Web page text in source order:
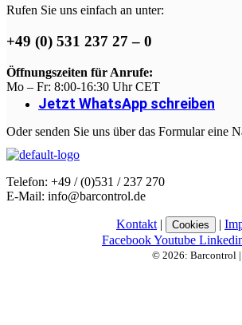
Rufen Sie uns einfach an unter:
+49 (0) 531 237 27 – 0
Öffnungszeiten für Anrufe:
Mo – Fr: 8:00-16:30 Uhr CET
Jetzt WhatsApp schreiben
Oder senden Sie uns über das Formular eine
Telefon: +49 / (0)531 / 237 270
E-Mail: info@barcontrol.de
Kontakt | Cookies |
FacebookYoutube
© 2026: Barcontrol |